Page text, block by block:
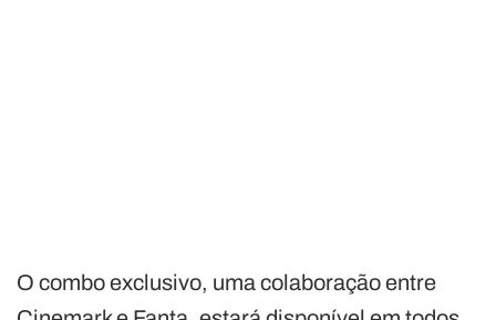
O combo exclusivo, uma colaboração entre